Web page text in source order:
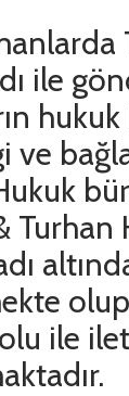
HAK
UZATILDI
İŞYERİ
ETKİSİNİN
ile
ve
Turhan
ile